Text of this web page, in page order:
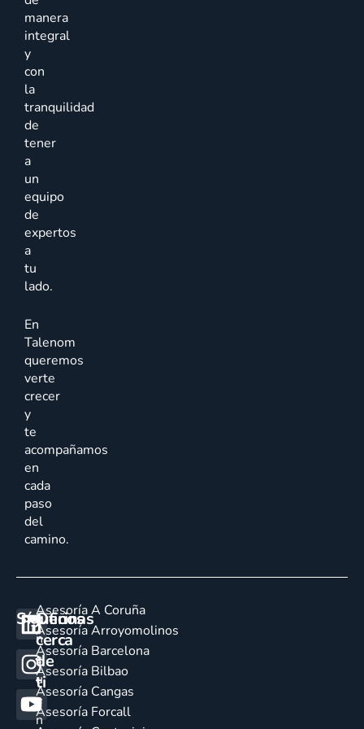
manera
integral
y
con
la
tranquilidad
de
tener
a
un
equipo
de
expertos
a
tu
lado.
En
Talenom
queremos
verte
crecer
y
te
acompañamos
en
cada
paso
del
camino.
Síguenos
Oficinas
cerca
de
ti
E
n
c
u
e
n
Asesoría A Coruña
Asesoría Arroyomolinos
Asesoría Barcelona
Asesoría Bilbao
Asesoría Cangas
Asesoría Forcall